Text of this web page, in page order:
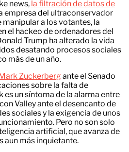
news, la filtración de datos de
empresa del ultraconservador
manipular a los votantes, la
el hackeo de ordenadores del
Trump ha alterado la vida
desatando procesos sociales
más de un año.
Zuckerberg ante el Senado
sobre la falta de
es un síntoma de la alarma entre
Valley ante el desencanto de
sociales y la exigencia de unos
Pero no son solo
artificial, que avanza de
aun más inquietante.